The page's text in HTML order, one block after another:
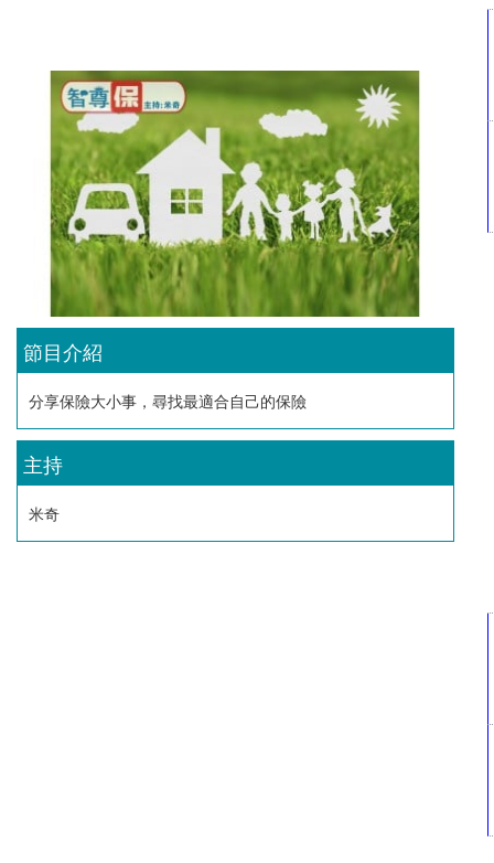
節目介紹
分享保險大小事，尋找最適合自己的保險
主持
米奇